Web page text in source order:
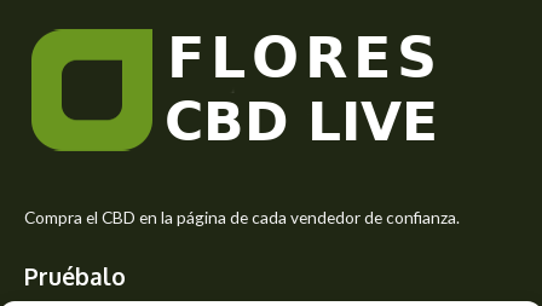
s
e
Compra el CBD en la página de cada vendedor de confianza.
Pruébalo